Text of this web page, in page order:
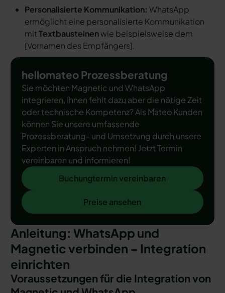
Personalisierte Kommunikation: WhatsApp
ermöglicht eine personalisierte Kommunikation
mitTextbausteinenwie beispielsweise dem
[Vornamen des Empfängers].
hellomateo Prozessberatung
Sie möchten Magnetic und WhatsApp
integrieren, Ihnen fehlt dazu aber die nötige Zeit
oder technische Kompetenz? Als Mateo Kunden
können Sie unsere umfassende
Prozessberatung- und Umsetzung durch unsere
Experten in Anspruch nehmen! Jetzt Termin
vereinbaren und informieren!
Buchungtermin vereinbaren
Buchungtermin vereinbaren
Preise ansehen
Preise ansehen
Anleitung: WhatsApp und
Magnetic verbinden – Integration
einrichten
Voraussetzungen für die Integration von